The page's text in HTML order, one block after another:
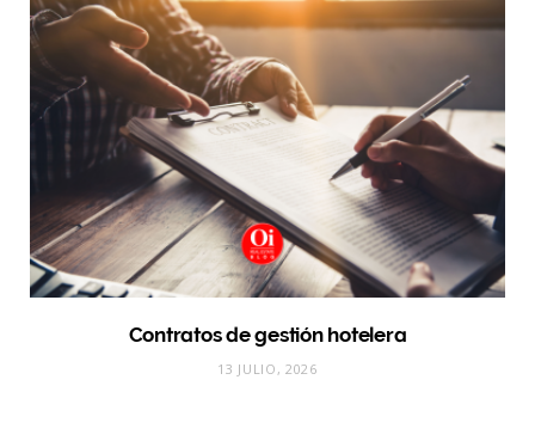
Contratos de gestión hotelera
13 JULIO, 2026